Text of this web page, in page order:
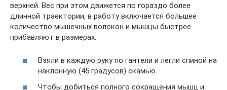
верхней. Вес при этом движется по гораздо более
длинной траектории, в работу включается большее
количество мышечных волокон и мышцы быстрее
прибавляют в размерах.
Взяли в каждую руку по гантели и легли спиной на
наклонную (45 градусов) скамью.
Чтобы добиться полного сокращения мышц и